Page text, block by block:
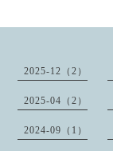
2025-12（2）
2025-04（2）
2024-09（1）